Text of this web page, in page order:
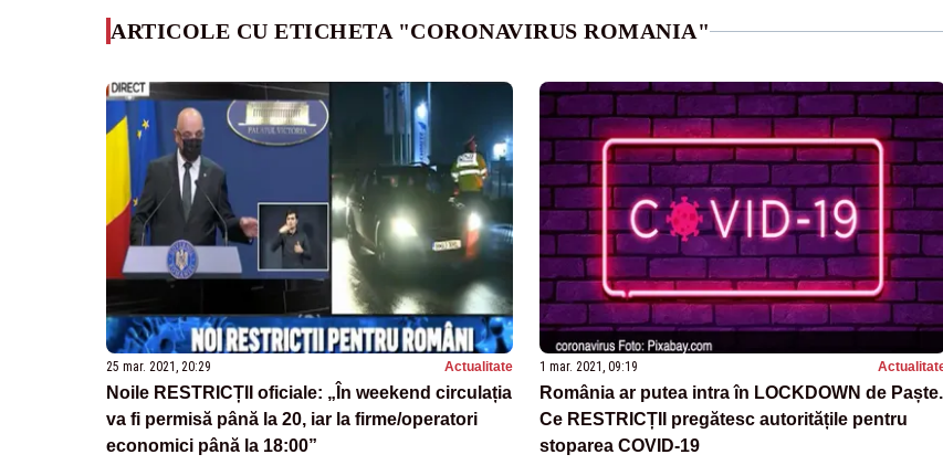
ARTICOLE CU ETICHETA "CORONAVIRUS ROMANIA"
25 mar. 2021, 20:29 Actualitate
Noile RESTRICȚII oficiale: „În weekend circulația
va fi permisă până la 20, iar la firme/operatori
economici până la 18:00”
1 mar. 2021, 09:19
România ar putea intra în LOCKDOWN de Paște.
Ce RESTRICȚII pregătesc autoritățile pentru
stoparea COVID-19